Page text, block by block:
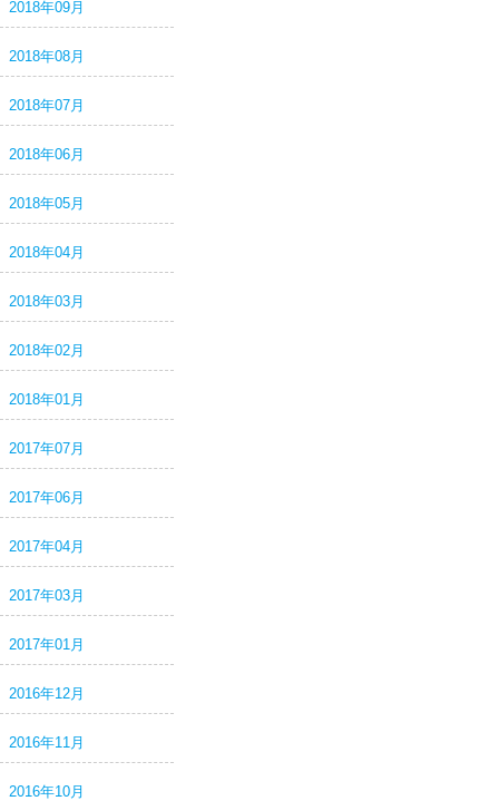
2018年09月
2018年08月
2018年07月
2018年06月
2018年05月
2018年04月
2018年03月
2018年02月
2018年01月
2017年07月
2017年06月
2017年04月
2017年03月
2017年01月
2016年12月
2016年11月
2016年10月